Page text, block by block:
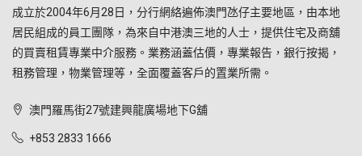
成立於2004年6月28日，分行網絡遍佈澳門氹仔主要地區，由本地
居民組成的員工團隊，為來自中港澳三地的人士，提供住宅及商舖
的買賣租賃專業中介服務。業務涵蓋估價，專業報告，銀行按揭，
租務管理，物業管理等，全面覆蓋客戶的置業所需。
澳門羅馬街27號建興龍廣場地下G舖
+853 2833 1666